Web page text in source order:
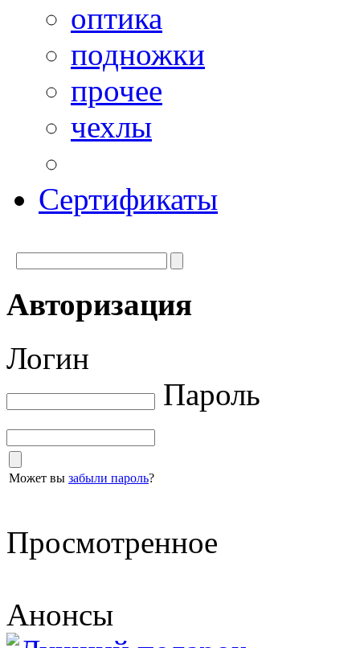
оптика
подножки
прочее
чехлы
Сертификаты
Авторизация
Логин
Пароль
Может вы забыли пароль?
Просмотренное
Анонсы